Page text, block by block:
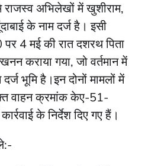
राजस्व अभिलेखों में खुशीराम,
के नाम दर्ज है। इसी
4 मई की रात दशरथ पिता
कराया गया, जो वर्तमान में
भूमि है।इन दोनों मामलों में
वाहन क्रमांक केए-51-
के निर्देश दिए गए हैं।